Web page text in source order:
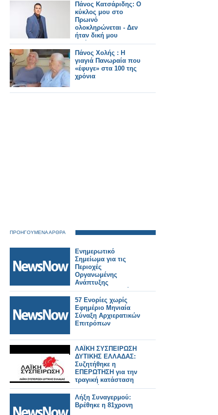
Πάνος Κατσάριδης: Ο
κύκλος μου στο
Πρωινό
ολοκληρώνεται - Δεν
ήταν δική μου
απόφαση...
Πάνος Χολής : Η
γιαγιά Πανωραία που
«έφυγε» στα 100 της
χρόνια
ΠΡΟΗΓΟΥΜΕΝΑ ΑΡΘΡΑ
Ενημερωτικό
Σημείωμα για τις
Περιοχές
Οργανωμένης
Ανάπτυξης
Υδατοκαλλιεργειών
57 Ενορίες χωρίς
Εφημέριο Μηνιαία
Σύναξη Αρχιερατικών
Επιτρόπων
ΛΑΪΚΗ ΣΥΣΠΕΙΡΩΣΗ
ΔΥΤΙΚΗΣ ΕΛΛΑΔΑΣ:
Συζητήθηκε η
ΕΠΕΡΩΤΗΣΗ για την
τραγική κατάσταση
που βρίσκεται το
επαρχιακό οδικό
δίκτυο των ΤΚ Θυρίου
και Μοναστηρακίου
Λήξη Συναγερμού:
Βρέθηκε η 81χρονη